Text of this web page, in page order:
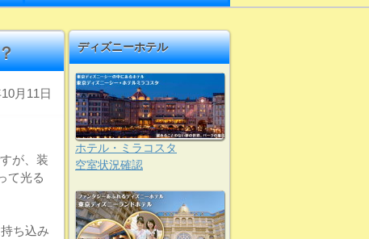
月11日
が、装
て光る
ち込み
ディズニーホテル
ホテル・ミラコスタ
空室状況確認